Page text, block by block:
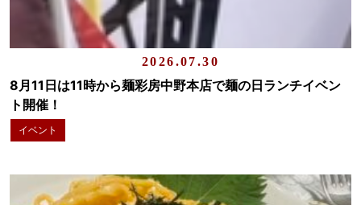
2026.07.30
8月11日は11時から麺彩房中野本店で麺の日ランチイベン
ト開催！
イベント